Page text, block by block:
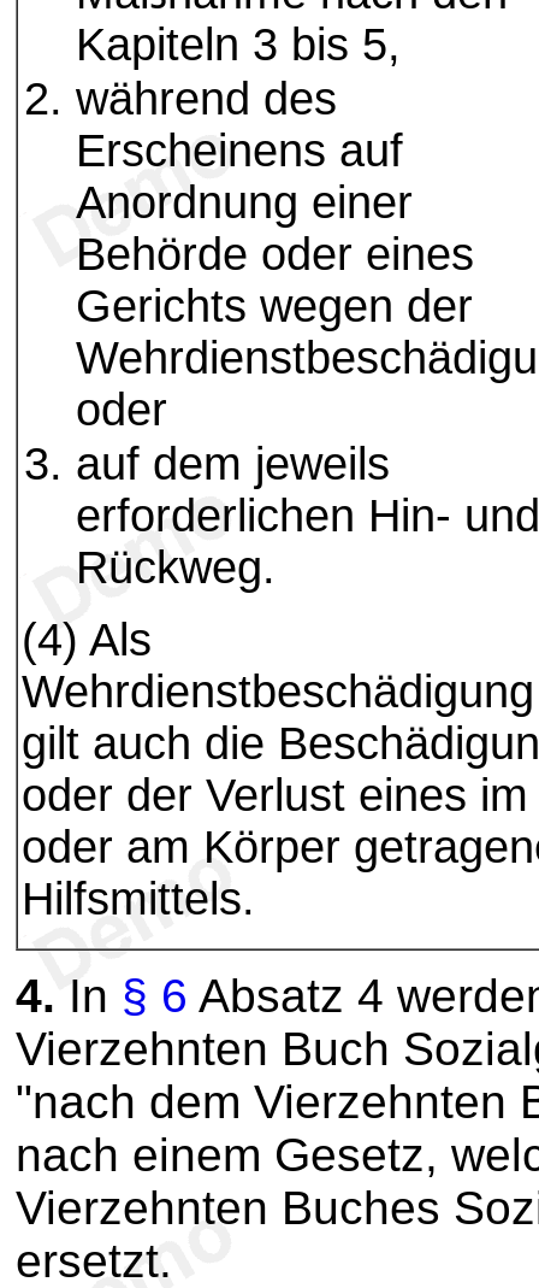
Kapiteln 3 bis 5,
während des
Erscheinens auf
Anordnung einer
Behörde oder eines
Gerichts wegen der
oder
auf dem jeweils
erforderlichen Hin- und
Rückweg.
(4) Als
Wehrdienstbeschädigung
gilt auch die
oder der Verlust eines im
oder am Körper
Hilfsmittels.
4. In § 6 Absatz 4
Vierzehnten Buch
"nach dem Vierzehnten
nach einem Gesetz,
Vierzehnten Buches
ersetzt.